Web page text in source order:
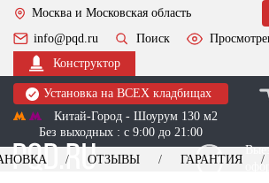
Москва и Московская область
info@pqd.ru
Поиск
Конструктор
Установка на ВСЕХ кладбищах
Китай-Город - Шоурум 130 м2
Без выходных : с 9:00 до 21:00
ОТЗЫВЫ ГАРАНТИЯ